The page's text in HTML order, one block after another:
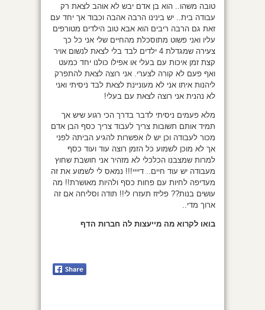
טובה משהו.. הוא בן אדם יבש לא אוהב לצאת רק
עבודה בית.. יש בינינו הרבה אהבה וכבוד אך יחד עם
זאת גם הרבה ריבים הוא אבא טוב הילדים מטורפים
עליו ואני פשוט מתוסכלת מהחיים שלי אני כל כך
צעירה שמגדלת 4 ילדים לבד בלי לצאת לנשום אויר
קצת זמן איכות עם בעלי או אפילו כולנו יחד כמעט
ואף פעם לא קורה לצערי. אני רוצה לצאת להתפרק
ליהנות איתו אני לא מעוניינת לצאת לבד ניסיתי ואני
לא נהנית אני רוצה לצאת עם בעלי!
מלא פעמים ניסיתי לדבר בדרך הכי רגוע שיש אך
תמיד אותם תשובות צריך לעבוד צריך כסף הבן אדם
מכור לעבודה וכן יש לו אפשרות להגיע הביתה לפני
אך לא מוכן לשמוע כל הזמן רוצה עוד ועוד כסף
למרות שמצבנו הכלכלי לא מזהיר אני חושבת שחוץ
מעבודה יש עוד חיים.. דיייי!!! נמאס לי לשמוע את זה
מעדיפה לחיות עם פחות כסף ולהיות מאושרת!! מה
עושים בנות?? פליזז תעזרו לי!! תודה וסליחה אם זה
ארוך מדי..
בואו לקרוא מה מייעצות לה חברות הדף